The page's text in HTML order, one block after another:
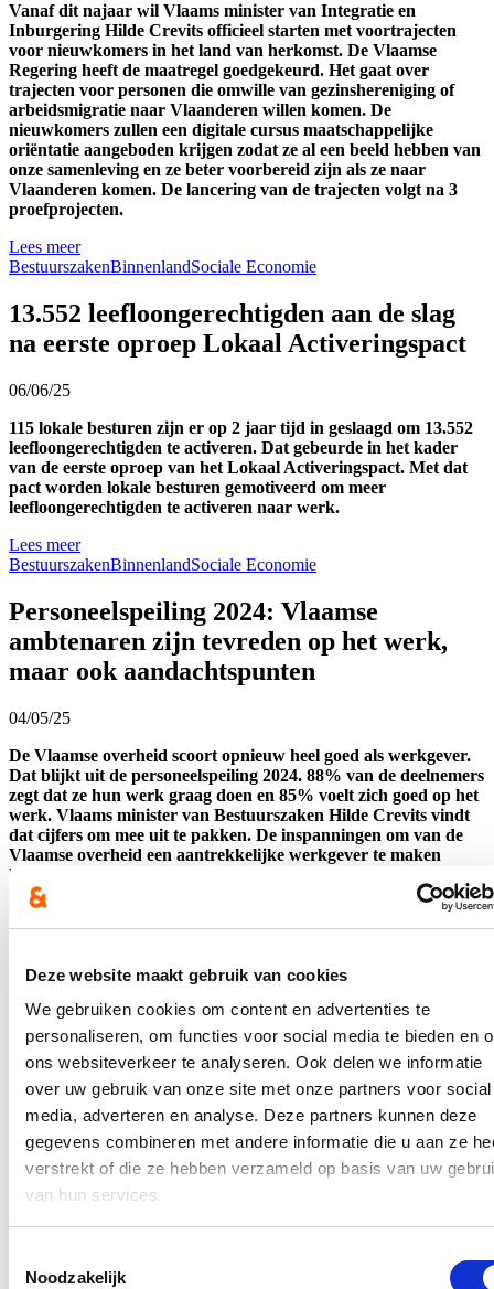
Deze website maakt gebruik van cookies
We gebruiken cookies om content en advertenties te
personaliseren, om functies voor social media te bieden en
ons websiteverkeer te analyseren. Ook delen we informatie
over uw gebruik van onze site met onze partners voor social
media, adverteren en analyse. Deze partners kunnen deze
gegevens combineren met andere informatie die u aan ze
verstrekt of die ze hebben verzameld op basis van uw
van hun services.
Noodzakelijk
Vanaf dit najaar wil Vlaams minister van Integratie en
Inburgering Hilde Crevits officieel starten met voortrajecten
voor nieuwkomers in het land van herkomst. De Vlaamse
Regering heeft de maatregel goedgekeurd. Het gaat over
trajecten voor personen die omwille van gezinshereniging of
arbeidsmigratie naar Vlaanderen willen komen. De
nieuwkomers zullen een digitale cursus maatschappelijke
oriëntatie aangeboden krijgen zodat ze al een beeld hebben van
onze samenleving en ze beter voorbereid zijn als ze naar
Vlaanderen komen. De lancering van de trajecten volgt na 3
proefprojecten.
Lees meer
BestuurszakenBinnenlandSociale Economie
13.552 leefloongerechtigden aan de slag
na eerste oproep Lokaal Activeringspact
06/06/25
115 lokale besturen zijn er op 2 jaar tijd in geslaagd om 13.552
leefloongerechtigden te activeren. Dat gebeurde in het kader
van de eerste oproep van het Lokaal Activeringspact. Met dat
pact worden lokale besturen gemotiveerd om meer
leefloongerechtigden te activeren naar werk.
Lees meer
BestuurszakenBinnenlandSociale Economie
Personeelspeiling 2024: Vlaamse
ambtenaren zijn tevreden op het werk,
maar ook aandachtspunten
04/05/25
De Vlaamse overheid scoort opnieuw heel goed als werkgever.
Dat blijkt uit de personeelspeiling 2024. 88% van de deelnemers
zegt dat ze hun werk graag doen en 85% voelt zich goed op het
werk. Vlaams minister van Bestuurszaken Hilde Crevits vindt
dat cijfers om mee uit te pakken. De inspanningen om van de
Vlaamse overheid een aantrekkelijke werkgever te maken
lonen, al zal ze ook de werkpunten kritisch onder de loep
nemen. Aandachtspunten zijn onder meer het beloningsbeleid
en de werkdruk. Ook op vlak van deontologie en integriteit wil
de minister nog vooruitgang boeken.
Lees meer
Duidelijke stijging van aantal vrouwen in
Vlaams topmanagement
29/04/25
Vorig jaar zijn alle diversiteitscijfers binnen de Vlaamse
overheid opnieuw gestegen. Het gaat over vrouwen in het top-
en middenmanagement, personen met een handicap of een
grootste stijging in vergelijking met 2023 is het aantal vrouwen
steeds vrouwelijker. Vlaams minister van Bestuurszaken Hilde